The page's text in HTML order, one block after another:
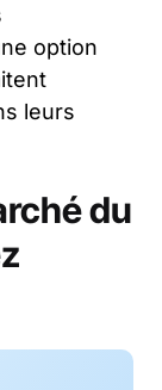
option
leurs
du